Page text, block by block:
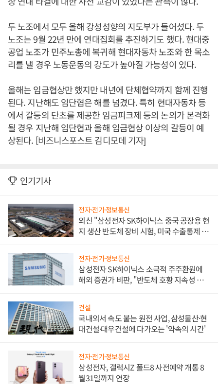
두 노조에서 모두 올해 강성성향의 지도부가 들어섰다. 두
노조는 9월 22년 만에 연대집회를 추진하기도 했다. 현대중
공업 노조가 민주노총에 복귀해 현대자동차 노조와 한 목소
리를 낼 경우 노동운동의 강도가 높아질 가능성이 있다.
올해는 임금협상만 했지만 내년에 단체협약까지 함께 진행
된다. 지난해도 임단협은 해를 넘겼다. 특히 현대자동차 등
에서 갈등의 단초를 제공한 임금피크제 등의 논의가 본격화
될 경우 지난해 임단협과 올해 임금협상 이상의 갈등이 예
상된다. [비즈니스포스트 김디모데 기자]
인기기사
전자·전기·정보통신
외신 "삼성전자 SK하이닉스 중국 공장용 현
지 생산 반도체 장비 시험, 미국 수출통제 대
전자·전기·정보통신
삼성전자 SK하이닉스 소극적 주주환원에
해외 증권가 비판, "반도체 호황 지속성 의
건설
국내외서 속도 붙는 원전 사업, 삼성물산·현
대건설·대우건설에 다가오는 '약속의 시간'
전자·전기·정보통신
삼성전자, 갤럭시Z 폴드8 사전예약 개통 8
월31일까지 연장